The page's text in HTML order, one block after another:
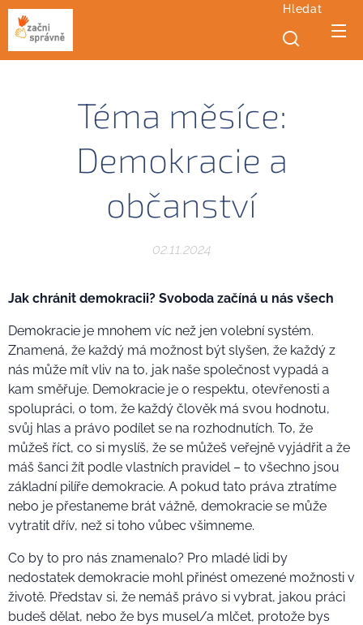
Hledat
Téma měsíce:
Demokracie a
občanství
02.11.2024
Jak chránit demokracii? Svoboda začíná u nás všech
Demokracie je mnohem víc než jen volební systém.
Znamená, že každý má možnost být slyšen, že každý z
nás může mít vliv na to, jak naše společnost vypadá a
kam směřuje. Demokracie je o respektu, otevřenosti a
spolupráci, o tom, že každý člověk má svou hodnotu,
svůj hlas a právo podílet se na rozhodnutích. To, že
můžeš říct, co si myslíš, že se můžeš veřejně vyjádřit a že
máš šanci žít podle vlastních pravidel – to všechno jsou
základní pilíře demokracie. A pokud tato práva ztratíme
nebo je přestaneme brát vážně, demokracie se může
vytratit dřív, než si toho vůbec všimneme.
Co by to pro nás znamenalo? Pro mladé lidi by
nedostatek demokracie mohl přinést omezené možnosti v
životě. Představ si, že nemáš právo si vybrat, jakou práci
budeš dělat, nebo že bys musel/a mlčet, protože bys